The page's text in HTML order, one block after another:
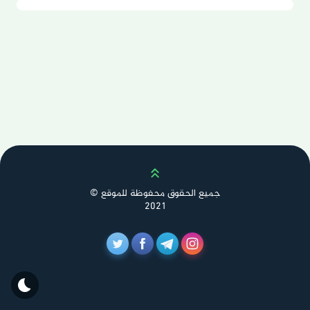
Scroll up
جميع الحقوق محفوظة للموقع ©
2021